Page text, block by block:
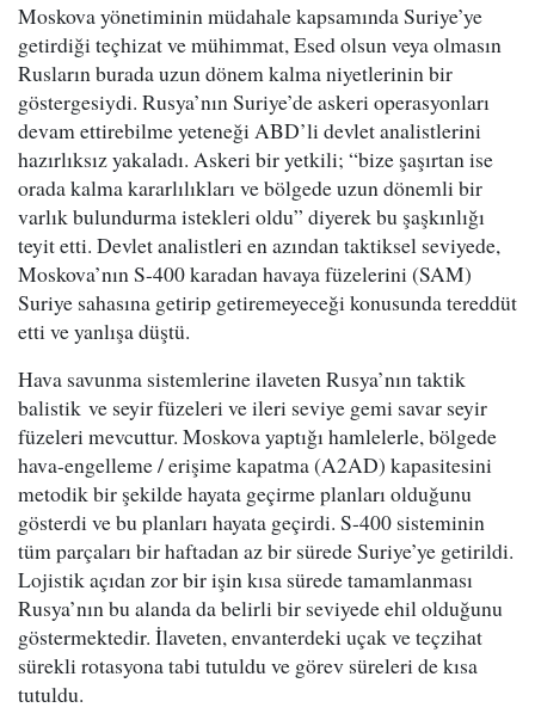
Moskova yönetiminin müdahale kapsamında Suriye’ye
getirdiği teçhizat ve mühimmat, Esed olsun veya olmasın
Rusların burada uzun dönem kalma niyetlerinin bir
göstergesiydi. Rusya’nın Suriye’de askeri operasyonları
devam ettirebilme yeteneği ABD’li devlet analistlerini
hazırlıksız yakaladı. Askeri bir yetkili; “bize şaşırtan ise
orada kalma kararlılıkları ve bölgede uzun dönemli bir
varlık bulundurma istekleri oldu” diyerek bu şaşkınlığı
teyit etti. Devlet analistleri en azından taktiksel seviyede,
Moskova’nın S-400 karadan havaya füzelerini (SAM)
Suriye sahasına getirip getiremeyeceği konusunda tereddüt
etti ve yanlışa düştü.
Hava savunma sistemlerine ilaveten Rusya’nın taktik
balistik ve seyir füzeleri ve ileri seviye gemi savar seyir
füzeleri mevcuttur. Moskova yaptığı hamlelerle, bölgede
hava-engelleme / erişime kapatma (A2AD) kapasitesini
metodik bir şekilde hayata geçirme planları olduğunu
gösterdi ve bu planları hayata geçirdi. S-400 sisteminin
tüm parçaları bir haftadan az bir sürede Suriye’ye getirildi.
Lojistik açıdan zor bir işin kısa sürede tamamlanması
Rusya’nın bu alanda da belirli bir seviyede ehil olduğunu
göstermektedir. İlaveten, envanterdeki uçak ve teçzihat
sürekli rotasyona tabi tutuldu ve görev süreleri de kısa
tutuldu.